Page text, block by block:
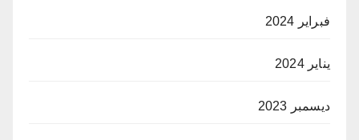
فبراير 2024
يناير 2024
ديسمبر 2023